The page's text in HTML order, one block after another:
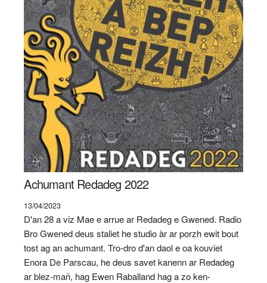
Achumant Redadeg 2022
13/04/2023
D'an 28 a viz Mae e arrue ar Redadeg e Gwened. Radio
Bro Gwened deus staliet he studio àr ar porzh ewit bout
tost ag an achumant. Tro-dro d'an daol e oa kouviet
Enora De Parscau, he deus savet kanenn ar Redadeg
ar blez-mañ, hag Ewen Raballand hag a zo ken-